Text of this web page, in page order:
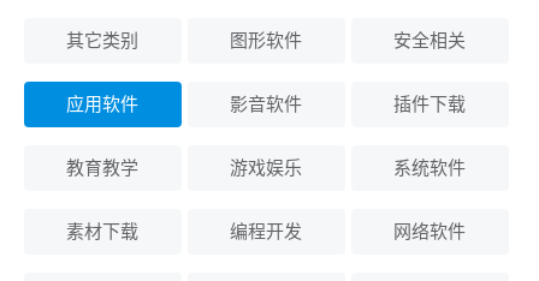
其它类别 图形软件 安全相关
应用软件 影音软件 插件下载
教育教学 游戏娱乐 系统软件
素材下载 编程开发 网络软件